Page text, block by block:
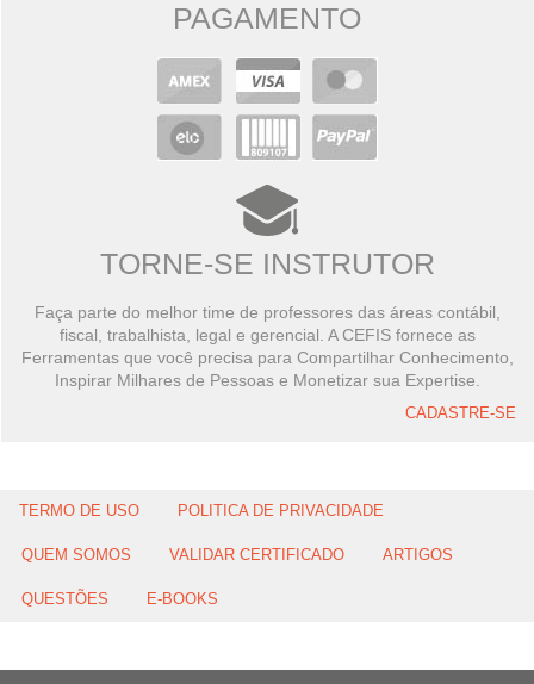
PAGAMENTO
TORNE-SE INSTRUTOR
Faça parte do melhor time de professores das áreas contábil,
fiscal, trabalhista, legal e gerencial. A CEFIS fornece as
Ferramentas que você precisa para Compartilhar Conhecimento,
Inspirar Milhares de Pessoas e Monetizar sua Expertise.
CADASTRE-SE
TERMO DE USO POLITICA DE PRIVACIDADE
QUEM SOMOS VALIDAR CERTIFICADO ARTIGOS
QUESTÕES E-BOOKS